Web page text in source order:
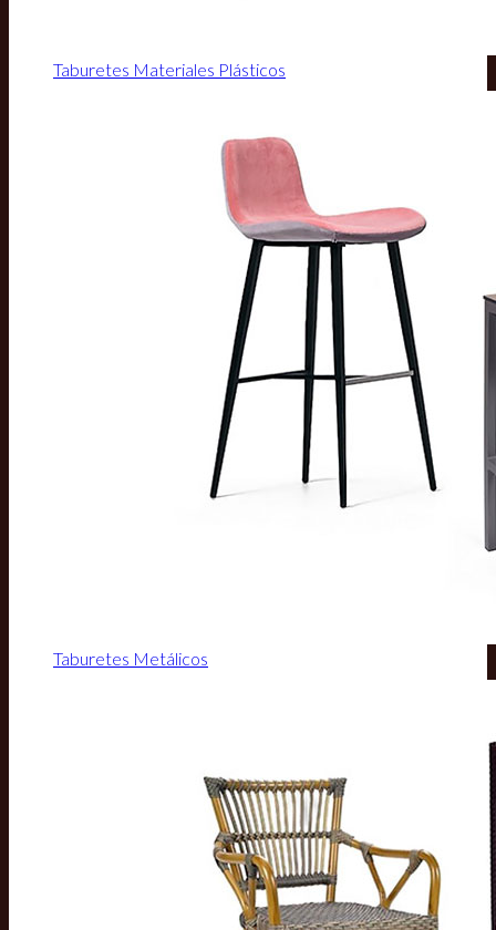
Taburetes Materiales Plásticos
Taburetes Metálicos